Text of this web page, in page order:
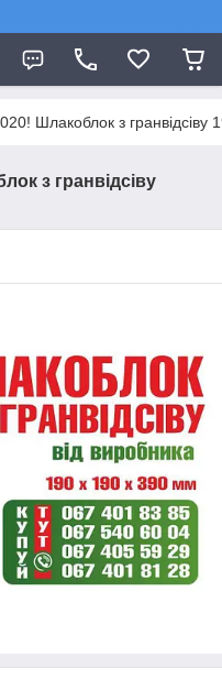
Шлакоблок з гранвідсіву
з гранвідсіву